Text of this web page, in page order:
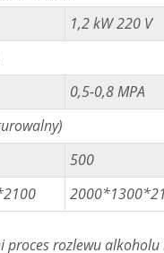
1,2 kW 220 V
0,5-0,8 MPA
500
proces rozlewu